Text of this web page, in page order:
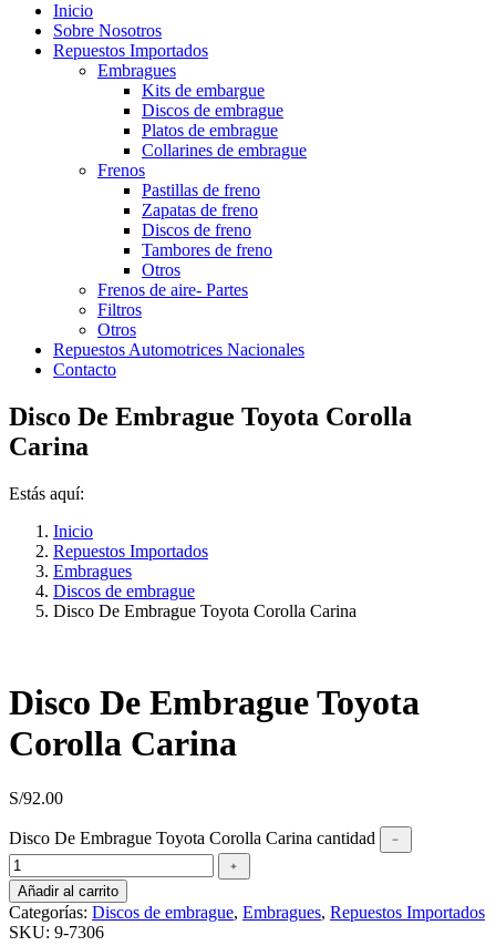
Inicio
Sobre Nosotros
Repuestos Importados
Embragues
Kits de embargue
Discos de embrague
Platos de embrague
Collarines de embrague
Frenos
Pastillas de freno
Zapatas de freno
Discos de freno
Tambores de freno
Otros
Frenos de aire- Partes
Filtros
Otros
Repuestos Automotrices Nacionales
Contacto
Disco De Embrague Toyota Corolla
Carina
Estás aquí:
Inicio
Repuestos Importados
Embragues
Discos de embrague
Disco De Embrague Toyota Corolla Carina
Disco De Embrague Toyota
Corolla Carina
S/92.00
Disco De Embrague Toyota Corolla Carina cantidad
﹣
﹢
Añadir al carrito
Categorías: Discos de embrague, Embragues, Repuestos Importados
SKU: 9-7306